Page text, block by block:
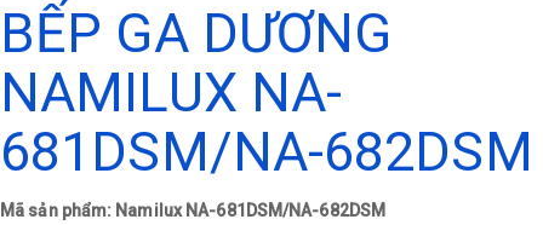
BẾP GA DƯƠNG
NAMILUX NA-
681DSM/NA-682DSM
Mã sản phẩm: Namilux NA-681DSM/NA-682DSM